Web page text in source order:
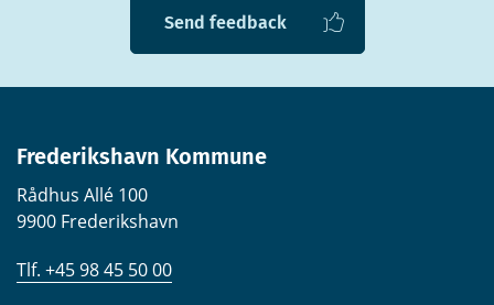
Send feedback
Frederikshavn Kommune
Rådhus Allé 100
9900 Frederikshavn
Tlf. +45 98 45 50 00